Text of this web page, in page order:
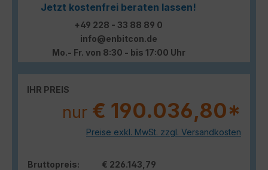
Jetzt kostenfrei beraten lassen!
+49 228 - 33 88 89 0
info@enbitcon.de
Mo.- Fr. von 8:30 - bis 17:00 Uhr
IHR PREIS
nur € 190.036,80*
Preise exkl. MwSt. zzgl. Versandkosten
Bruttopreis:
€ 226.143,79